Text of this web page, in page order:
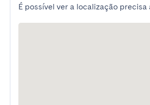
É possível ver a localização precisa